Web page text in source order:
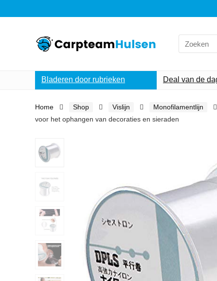
Search
for:
Bladeren door rubrieken Deal van de
Home Shop Vislijn Monofilamentlijn
voor het ophangen van decoraties en sieraden